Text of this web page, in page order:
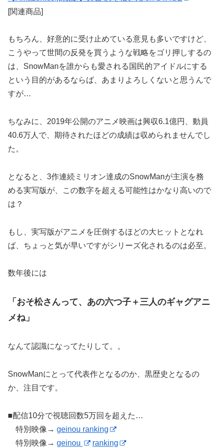
[関連商品]
もちろん、好意的に受け止めている意見も多いですけど、
こうやって世間の反発を買うような戦略をゴリ押しするの
は、SnowManを誰からも愛される国民的アイドルにする
という目的があるならば、あまりよろしくないと思うんで
すが…
ちなみに、2019年公開のアニメ映画は興収6.1億円、動員
40.6万人で、期待されたほどの成績は収められませんでし
た。
となると、3作連続ミリオン達成のSnowManが主演を務
める実写版が、この数字を超える可能性はかなり高いので
は？
もし、実写版がアニメを圧倒するほどの大ヒットとなれ
ば、ちょっと気が早いですがシリーズ化されるのは必至。
数年後には
「おそ松さんって、あの六つ子＋三人のギャグアニ
メね」
なんて認識になってたりして。。
SnowManにとって代表作となるのか、黒歴史となるの
か、注目です。
■配信10分で視聴回数5万回を超えた…
特別映像→ geinou ranking
特別映像→ geinou ranking